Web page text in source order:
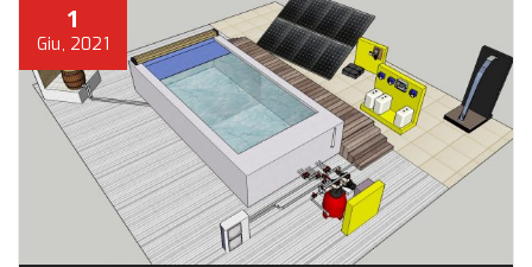
1
Giu, 2021